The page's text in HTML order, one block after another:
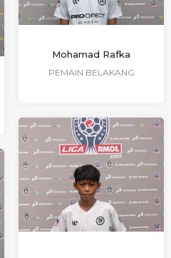
Mohamad Rafka
PEMAIN BELAKANG